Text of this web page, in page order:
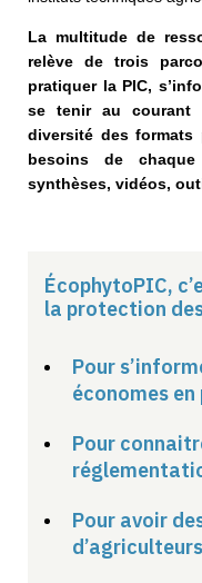
La multitude de
relève de trois
pratiquer la PIC,
se tenir au courant
diversité des formats
besoins de
synthèses, vidéos,
ÉcophytoPIC,
la protection
Pour
économes en
Pour
Pour avoir